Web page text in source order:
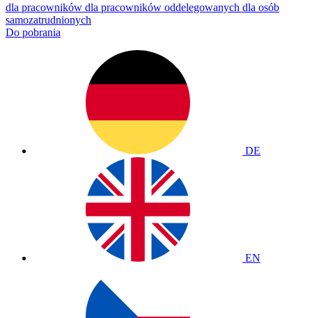
dla pracowników dla pracowników oddelegowanych dla osób
samozatrudnionych
Do pobrania
DE
EN